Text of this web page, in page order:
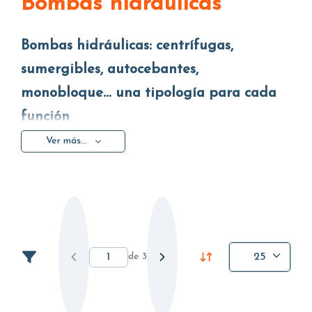
Bombas hidráulicas: centrífugas,
sumergibles, autocebantes,
monobloque... una tipología para cada
función
Las aplicaciones de la bomba hidráulica son
circular por tuberías, para regar un terreno o
purificar una piscina, una bomba es indispensable. Y
los ejemplos podrían ser infinitos, ya sea que se
Ver más...
de 3 25